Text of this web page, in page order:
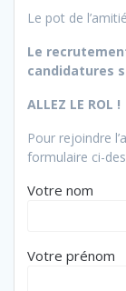
Le pot de
Le
candidatures
ALLEZ LE ROL !
Pour rejoindre
formulaire ci-
Votre nom
Votre prénom